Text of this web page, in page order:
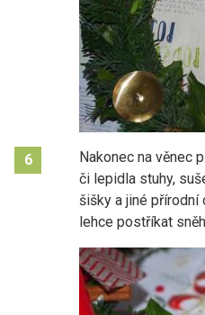
6
Nakonec na věnec
či lepidla stuhy,
šišky a jiné přírodní
lehce postříkat